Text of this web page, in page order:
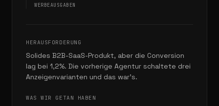
WERBEAUSGABEN
HERAUSFORDERUNG
Solides B2B-SaaS-Produkt, aber die Conversion
lag bei 1,2%. Die vorherige Agentur schaltete drei
Anzeigenvarianten und das war’s.
WAS WIR GETAN HABEN